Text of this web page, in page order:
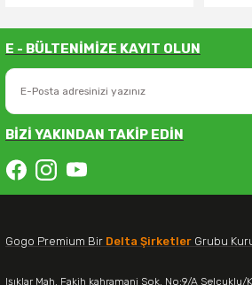
E - BÜLTENİMİZE KAYIT OLUN
BİZİ YAKINDAN TAKİP EDİN
Gogo Premium Bir Delta Şirketler Grubu
Işıklar Mah. Fakih kahramani Sok. No:9/A Selçuklu/